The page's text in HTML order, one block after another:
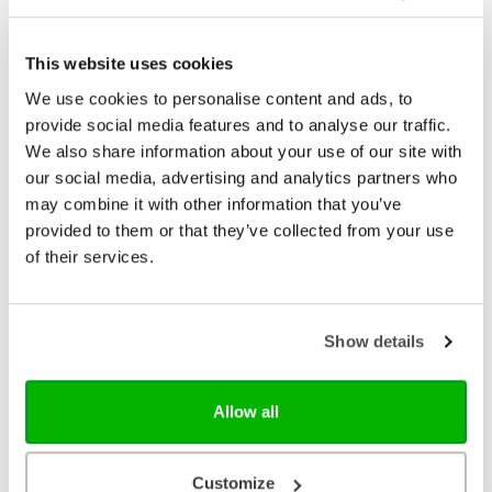
This website uses cookies
We use cookies to personalise content and ads, to
provide social media features and to analyse our traffic.
We also share information about your use of our site with
our social media, advertising and analytics partners who
may combine it with other information that you’ve
provided to them or that they’ve collected from your use
of their services.
Show details
Allow all
Customize
Op koninklijke rooftocht
• Humor en avontuur • AVI E5 • Voor ongeveer 8-11
jaar De piraten worden opgeschrikt door de komst
van een nieuwe meester, stagiair Jan Doedel.
Kapitein doet zijn best om hem weg te werken,
maar meneer P.A.Pier en meneer V.R. Gunning van
de gemeente steken daar een stokje voor. Hoe
zorgen de piraten ervoor dat Jan Doedel er niet
achter komt dat De Boekenier geen gewone school
Kapitein besluit met de hele piraterij op rooftocht te
leren. Halsoverkop vertrekken ze. Hoe loopt dat af?
Op koninklijke rooftocht is het derde deel in de serie
‘Piratenkostschool De Boekenier’.
€ 13,99
Op voorraad